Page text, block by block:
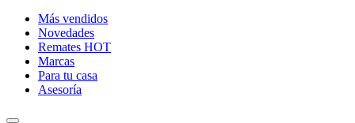
Más vendidos
Novedades
Remates HOT
Marcas
Para tu casa
Asesoría